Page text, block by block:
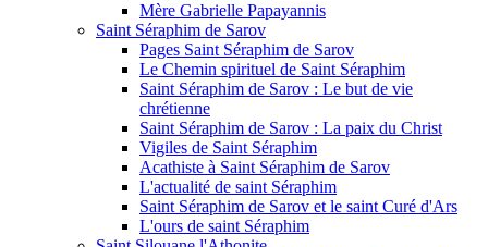
Mère Gabrielle Papayannis
Saint Séraphim de Sarov
Pages Saint Séraphim de Sarov
Le Chemin spirituel de Saint Séraphim
Saint Séraphim de Sarov : Le but de vie
chrétienne
Saint Séraphim de Sarov : La paix du Christ
Vigiles de Saint Séraphim
Acathiste à Saint Séraphim de Sarov
L'actualité de saint Séraphim
Saint Séraphim de Sarov et le saint Curé d'Ars
L'ours de saint Séraphim